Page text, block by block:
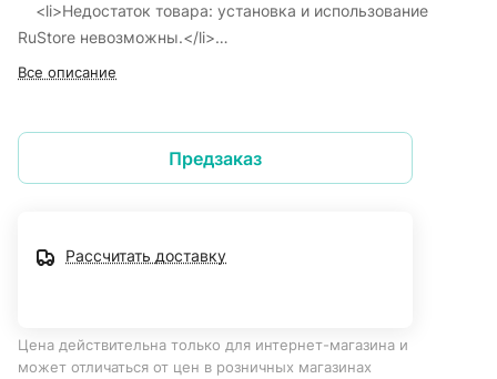
<li>Недостаток товара: установка и использование
RuStore невозможны.</li>
</ul>
Все описание
Предзаказ
Рассчитать доставку
Цена действительна только для интернет-магазина и
может отличаться от цен в розничных магазинах